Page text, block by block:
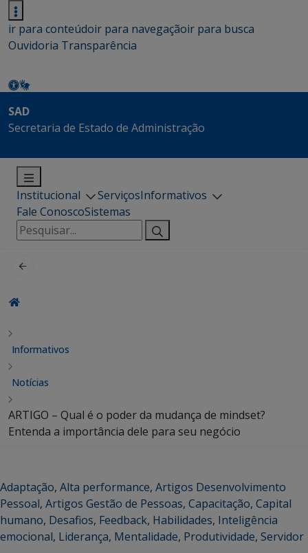
ir para conteúdoir para navegaçãoir para busca
Ouvidoria Transparência
SAD
Secretaria de Estado de Administração
Institucional ServiçosInformativos
Fale ConoscoSistemas
Pesquisar
por:
Informativos
Notícias
ARTIGO – Qual é o poder da mudança de mindset?
Entenda a importância dele para seu negócio
Adaptação, Alta performance, Artigos Desenvolvimento
Pessoal, Artigos Gestão de Pessoas, Capacitação, Capital
humano, Desafios, Feedback, Habilidades, Inteligência
emocional, Liderança, Mentalidade, Produtividade, Servidor